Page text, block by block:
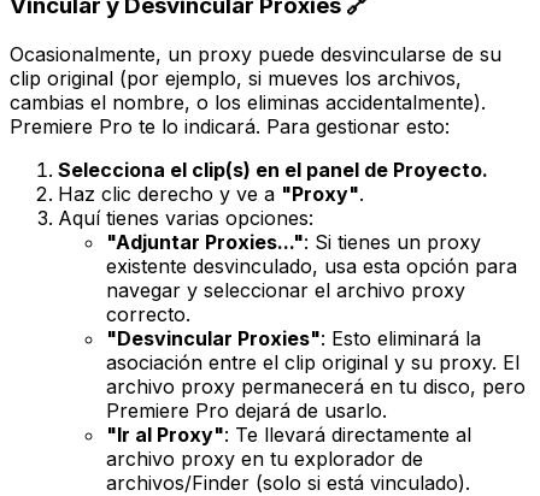
Ocasionalmente, un proxy puede desvincularse de su
clip original (por ejemplo, si mueves los archivos,
cambias el nombre, o los eliminas accidentalmente).
Premiere Pro te lo indicará. Para gestionar esto:
Selecciona el clip(s) en el panel de Proyecto.
Haz clic derecho y ve a "Proxy".
Aquí tienes varias opciones:
"Adjuntar Proxies...": Si tienes un proxy
existente desvinculado, usa esta opción para
navegar y seleccionar el archivo proxy
correcto.
"Desvincular Proxies": Esto eliminará la
asociación entre el clip original y su proxy. El
archivo proxy permanecerá en tu disco, pero
Premiere Pro dejará de usarlo.
"Ir al Proxy": Te llevará directamente al
archivo proxy en tu explorador de
archivos/Finder (solo si está vinculado).